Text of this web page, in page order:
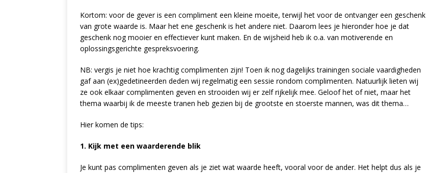
Kortom: voor de gever is een compliment een kleine moeite, terwijl het voor de ontvanger een geschenk
van grote waarde is. Maar het ene geschenk is het andere niet. Daarom lees je hieronder hoe je dat
geschenk nog mooier en effectiever kunt maken. En de wijsheid heb ik o.a. van motiverende en
oplossingsgerichte gespreksvoering.
NB: vergis je niet hoe krachtig complimenten zijn! Toen ik nog dagelijks trainingen sociale vaardigheden
gaf aan (ex)gedetineerden deden wij regelmatig een sessie rondom complimenten. Natuurlijk lieten wij
ze ook elkaar complimenten geven en strooiden wij er zelf rijkelijk mee. Geloof het of niet, maar het
thema waarbij ik de meeste tranen heb gezien bij de grootste en stoerste mannen, was dit thema…
Hier komen de tips:
1. Kijk met een waarderende blik
Je kunt pas complimenten geven als je ziet wat waarde heeft, vooral voor de ander. Het helpt dus als je